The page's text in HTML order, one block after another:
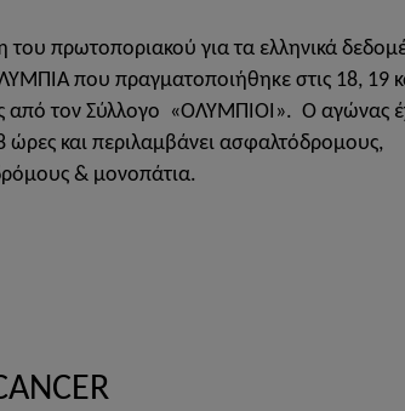
του πρωτοποριακού για τα ελληνικά
που πραγματοποιήθηκε στις 18, 19
από τον Σύλλογο «ΟΛΥΜΠΙΟΙ». Ο αγώνας
ώρες και περιλαμβάνει ασφαλτόδρομους,
& μονοπάτια.